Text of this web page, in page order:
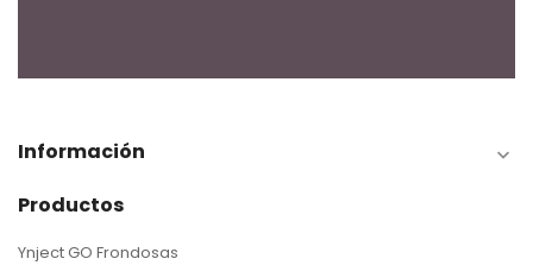
Información 
Productos
Ynject GO Frondosas